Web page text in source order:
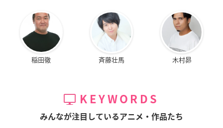
稲田徹 斉藤壮馬 木村昴
KEYWORDS
みんなが注目しているアニメ・作品たち